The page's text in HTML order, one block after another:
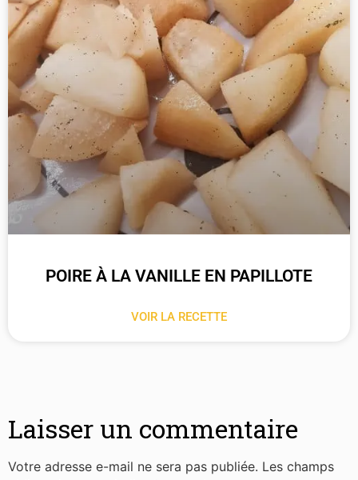
POIRE À LA VANILLE EN PAPILLOTE
VOIR LA RECETTE
Laisser un commentaire
Votre adresse e-mail ne sera pas publiée. Les champs